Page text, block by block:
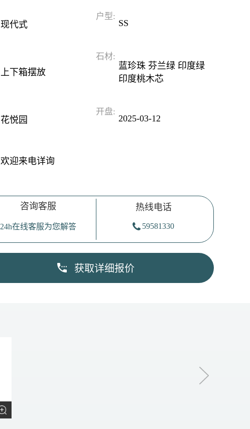
现代式
户型:
SS
上下箱摆放
石材:
蓝珍珠 芬兰绿 印度绿
印度桃木芯
花悦园
开盘:
2025-03-12
欢迎来电详询
咨询客服
24h在线客服为您解答
热线电话
59581330
获取详细报价